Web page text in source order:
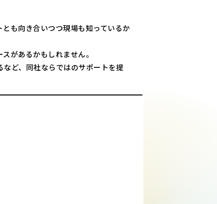
も向き合いつつ現場も知っているか
があるかもしれません。
ど、同社ならではのサポートを提